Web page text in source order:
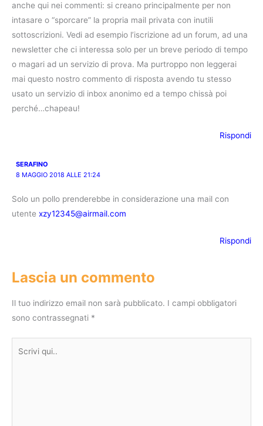
anche qui nei commenti: si creano principalmente per non
intasare o “sporcare” la propria mail privata con inutili
sottoscrizioni. Vedi ad esempio l’iscrizione ad un forum, ad una
newsletter che ci interessa solo per un breve periodo di tempo
o magari ad un servizio di prova. Ma purtroppo non leggerai
mai questo nostro commento di risposta avendo tu stesso
usato un servizio di inbox anonimo ed a tempo chissà poi
perché…chapeau!
Rispondi
SERAFINO
8 MAGGIO 2018 ALLE 21:24
Solo un pollo prenderebbe in considerazione una mail con
utente xzy12345@airmail.com
Rispondi
Lascia un commento
Il tuo indirizzo email non sarà pubblicato. I campi obbligatori
sono contrassegnati *